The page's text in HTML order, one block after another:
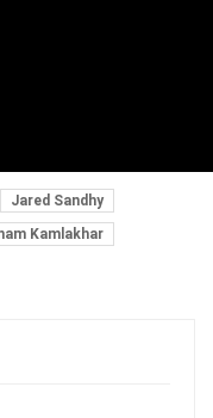
Jared Sandhy
Kamlakhar